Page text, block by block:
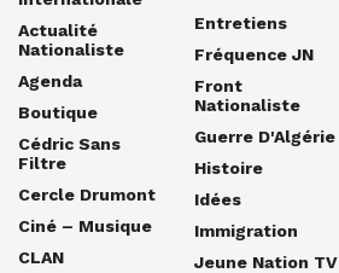
Actualité
Nationaliste
Agenda
Boutique
Cédric Sans
Filtre
Cercle Drumont
Ciné – Musique
CLAN
Entretiens
Fréquence JN
Front
Nationaliste
Guerre D'Algérie
Histoire
Idées
Immigration
Jeune Nation TV